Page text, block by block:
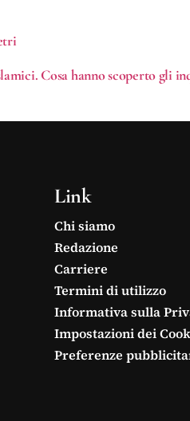
Cosa hanno scoperto gli
Link
Chi siamo
Redazione
Carriere
Termini di utilizzo
Informativa sulla
Impostazioni dei
Preferenze